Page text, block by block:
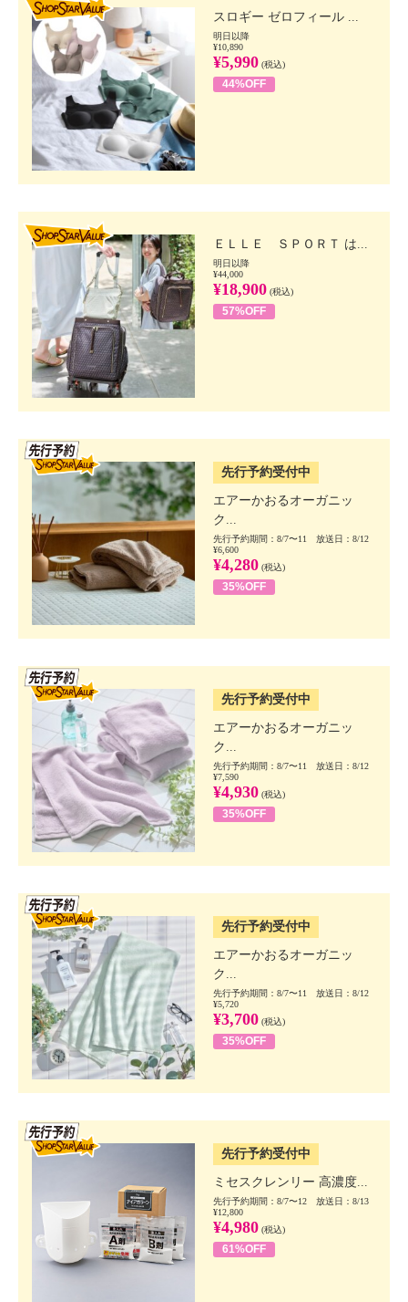
スロギー ゼロフィール ...
明日以降
¥10,890
¥5,990 (税込)
44%OFF
ＥＬＬＥ ＳＰＯＲＴ は...
明日以降
¥44,000
¥18,900 (税込)
57%OFF
先行予約受付中
エアーかおるオーガニッ
ク...
先行予約期間：8/7〜11 放送日：8/12
¥6,600
¥4,280 (税込)
35%OFF
先行予約受付中
エアーかおるオーガニッ
ク...
先行予約期間：8/7〜11 放送日：8/12
¥7,590
¥4,930 (税込)
35%OFF
先行予約受付中
エアーかおるオーガニッ
ク...
先行予約期間：8/7〜11 放送日：8/12
¥5,720
¥3,700 (税込)
35%OFF
先行予約受付中
ミセスクレンリー 高濃度...
先行予約期間：8/7〜12 放送日：8/13
¥12,800
¥4,980 (税込)
61%OFF